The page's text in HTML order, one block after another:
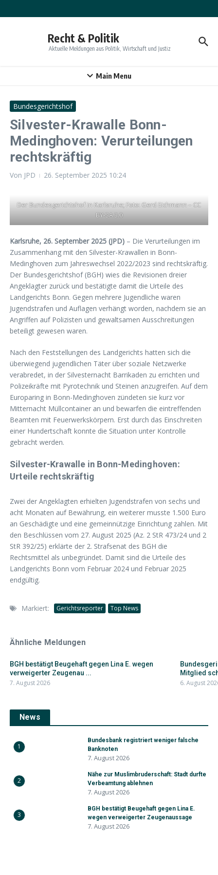
Recht & Politik
Aktuelle Meldungen aus Politik, Wirtschaft und Justiz
Main Menu
Bundesgerichtshof
Silvester-Krawalle Bonn-
Medinghoven: Verurteilungen
rechtskräftig
Von JPD 26. September 2025 10:24
Der Bundesgerichtshof in Karlsruhe; Foto: Gerd Eichmann – CC
BY-SA 3.0
Karlsruhe, 26. September 2025 (JPD) – Die Verurteilungen im
Zusammenhang mit den Silvester-Krawallen in Bonn-
Medinghoven zum Jahreswechsel 2022/2023 sind rechtskräftig.
Der Bundesgerichtshof (BGH) wies die Revisionen dreier
Angeklagter zurück und bestätigte damit die Urteile des
Landgerichts Bonn. Gegen mehrere Jugendliche waren
Jugendstrafen und Auflagen verhängt worden, nachdem sie an
Angriffen auf Polizisten und gewaltsamen Ausschreitungen
beteiligt gewesen waren.
Nach den Feststellungen des Landgerichts hatten sich die
überwiegend jugendlichen Täter über soziale Netzwerke
verabredet, in der Silvesternacht Barrikaden zu errichten und
Polizeikräfte mit Pyrotechnik und Steinen anzugreifen. Auf dem
Europaring in Bonn-Medinghoven zündeten sie kurz vor
Mitternacht Müllcontainer an und bewarfen die eintreffenden
Beamten mit Feuerwerkskörpern. Erst durch das Einschreiten
einer Hundertschaft konnte die Situation unter Kontrolle
gebracht werden.
Silvester-Krawalle in Bonn-Medinghoven:
Urteile rechtskräftig
Zwei der Angeklagten erhielten Jugendstrafen von sechs und
acht Monaten auf Bewährung, ein weiterer musste 1.500 Euro
an Geschädigte und eine gemeinnützige Einrichtung zahlen. Mit
den Beschlüssen vom 27. August 2025 (Az. 2 StR 473/24 und 2
StR 392/25) erklärte der 2. Strafsenat des BGH die
Rechtsmittel als unbegründet. Damit sind die Urteile des
Landgerichts Bonn vom Februar 2024 und Februar 2025
endgültig.
Markiert: Gerichtsreporter Top News
Ähnliche Meldungen
BGH bestätigt Beugehaft gegen Lina E. wegen
verweigerter Zeugenau ...
7. August 2026
Mitglied
6. August
News
1
Bundesbank registriert weniger falsche
Banknoten
7. August 2026
2
Nähe zur Muslimbruderschaft: Stadt durfte
Verbeamtung ablehnen
7. August 2026
3
BGH bestätigt Beugehaft gegen Lina E.
wegen verweigerter Zeugenaussage
7. August 2026